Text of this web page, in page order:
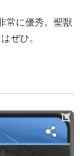
常に優秀。聖獣
ぜひ。